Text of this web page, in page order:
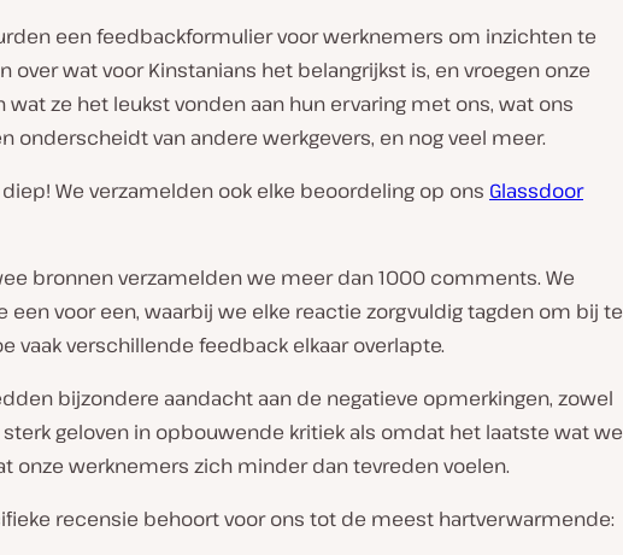
een feedbackformulier voor werknemers om inzichten te
over wat voor Kinstanians het belangrijkst is, en vroegen onze
ze het leukst vonden aan hun ervaring met ons, wat ons
onderscheidt van andere werkgevers, en nog veel meer.
diep! We verzamelden ook elke beoordeling op ons Glassdoor
bronnen verzamelden we meer dan 1000 comments. We
een voor een, waarbij we elke reactie zorgvuldig tagden om bij te
vaak verschillende feedback elkaar overlapte.
bijzondere aandacht aan de negatieve opmerkingen, zowel
geloven in opbouwende kritiek als omdat het laatste wat we
onze werknemers zich minder dan tevreden voelen.
recensie behoort voor ons tot de meest hartverwarmende: